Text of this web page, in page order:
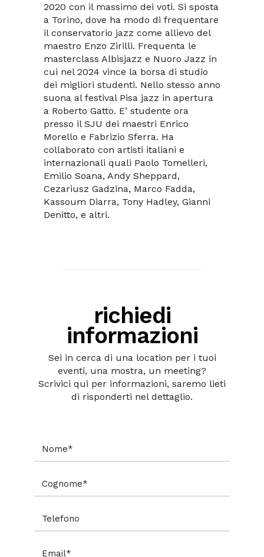
2020 con il massimo dei voti. Si sposta
a Torino, dove ha modo di frequentare
il conservatorio jazz come allievo del
maestro Enzo Zirilli. Frequenta le
masterclass Albisjazz e Nuoro Jazz in
cui nel 2024 vince la borsa di studio
dei migliori studenti. Nello stesso anno
suona al festival Pisa jazz in apertura
a Roberto Gatto. E’ studente ora
presso il SJU dei maestri Enrico
Morello e Fabrizio Sferra. Ha
collaborato con artisti italiani e
internazionali quali Paolo Tomelleri,
Emilio Soana, Andy Sheppard,
Cezariusz Gadzina, Marco Fadda,
Kassoum Diarra, Tony Hadley, Gianni
Denitto, e altri.
richiedi
informazioni
Sei in cerca di una location per i tuoi
eventi, una mostra, un meeting?
Scrivici qui per informazioni, saremo lieti
di risponderti nel dettaglio.